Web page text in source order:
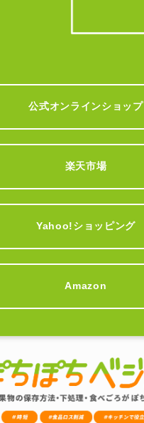
公式オンラインショップ
楽天市場
Yahoo!ショッピング
Amazon